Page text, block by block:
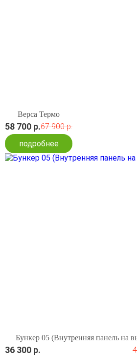
Верса Термо
58 700 р.67 900 р.
подробнее
Бункер 05 (Внутренняя панель на
36 300 р.